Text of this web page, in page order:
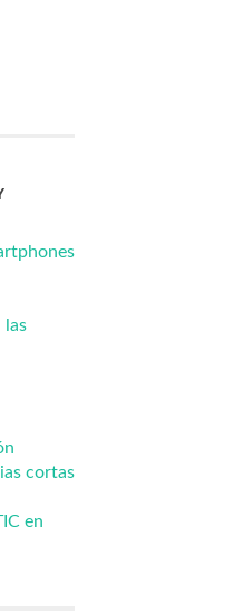
las
cortas
en